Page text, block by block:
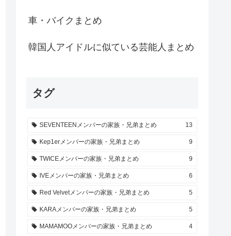
車・バイクまとめ
韓国人アイドルに似ている芸能人まとめ
タグ
SEVENTEENメンバーの家族・兄弟まとめ 13
Kep1erメンバーの家族・兄弟まとめ 9
TWICEメンバーの家族・兄弟まとめ 9
IVEメンバーの家族・兄弟まとめ 6
Red Velvetメンバーの家族・兄弟まとめ 5
KARAメンバーの家族・兄弟まとめ 5
MAMAMOOメンバーの家族・兄弟まとめ 4